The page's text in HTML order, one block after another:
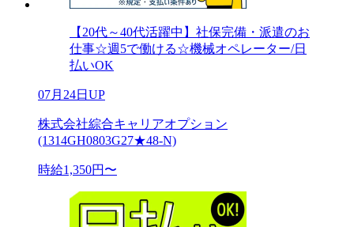
【20代～40代活躍中】社保完備・派遣のお
仕事☆週5で働ける☆機械オペレーター/日
払いOK
07月24日UP
株式会社綜合キャリアオプション
(1314GH0803G27★48-N)
時給1,350円〜